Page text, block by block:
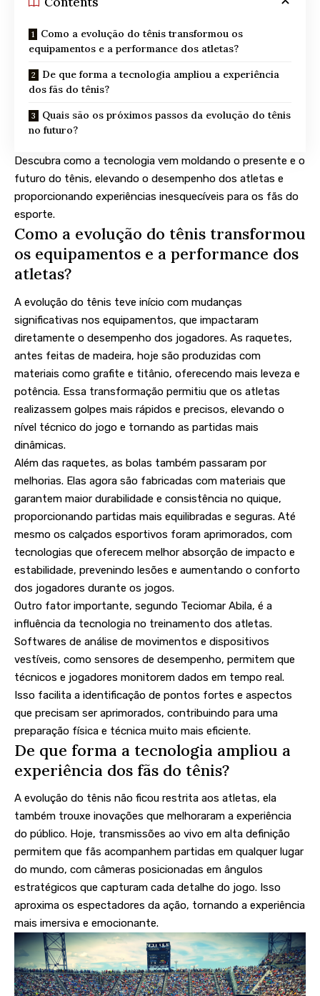
Como a evolução do tênis transformou os
equipamentos e a performance dos atletas?
De que forma a tecnologia ampliou a experiência
dos fãs do tênis?
Quais são os próximos passos da evolução do tênis
no futuro?
Descubra como a tecnologia vem moldando o presente e o
futuro do tênis, elevando o desempenho dos atletas e
proporcionando experiências inesquecíveis para os fãs do
esporte.
Como a evolução do tênis transformou
os equipamentos e a performance dos
atletas?
A evolução do tênis teve início com mudanças
significativas nos equipamentos, que impactaram
diretamente o desempenho dos jogadores. As raquetes,
antes feitas de madeira, hoje são produzidas com
materiais como grafite e titânio, oferecendo mais leveza e
potência. Essa transformação permitiu que os atletas
realizassem golpes mais rápidos e precisos, elevando o
nível técnico do jogo e tornando as partidas mais
dinâmicas.
Além das raquetes, as bolas também passaram por
melhorias. Elas agora são fabricadas com materiais que
garantem maior durabilidade e consistência no quique,
proporcionando partidas mais equilibradas e seguras. Até
mesmo os calçados esportivos foram aprimorados, com
tecnologias que oferecem melhor absorção de impacto e
estabilidade, prevenindo lesões e aumentando o conforto
dos jogadores durante os jogos.
Outro fator importante, segundo Teciomar Abila, é a
influência da tecnologia no treinamento dos atletas.
Softwares de análise de movimentos e dispositivos
vestíveis, como sensores de desempenho, permitem que
técnicos e jogadores monitorem dados em tempo real.
Isso facilita a identificação de pontos fortes e aspectos
que precisam ser aprimorados, contribuindo para uma
preparação física e técnica muito mais eficiente.
De que forma a tecnologia ampliou a
experiência dos fãs do tênis?
A evolução do tênis não ficou restrita aos atletas, ela
também trouxe inovações que melhoraram a experiência
do público. Hoje, transmissões ao vivo em alta definição
permitem que fãs acompanhem partidas em qualquer lugar
do mundo, com câmeras posicionadas em ângulos
estratégicos que capturam cada detalhe do jogo. Isso
aproxima os espectadores da ação, tornando a experiência
mais imersiva e emocionante.